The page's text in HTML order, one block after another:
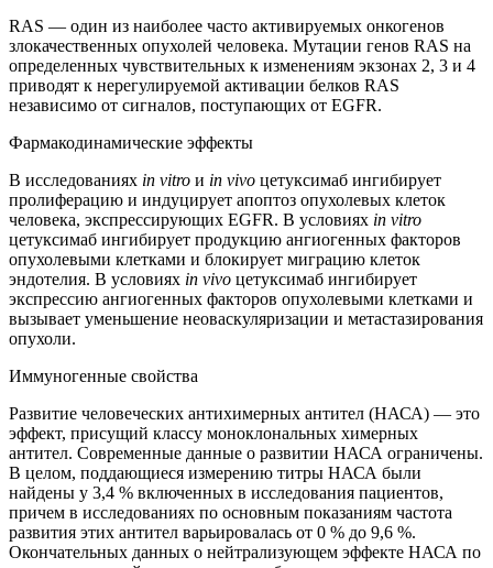
RAS — один из наиболее часто активируемых онкогенов
злокачественных опухолей человека. Мутации генов RAS на
определенных чувствительных к изменениям экзонах 2, 3 и 4
приводят к нерегулируемой активации белков RAS
независимо от сигналов, поступающих от EGFR.
Фармакодинамические эффекты
В исследованиях in vitro и in vivo цетуксимаб ингибирует
пролиферацию и индуцирует апоптоз опухолевых клеток
человека, экспрессирующих EGFR. В условиях in vitro
цетуксимаб ингибирует продукцию ангиогенных факторов
опухолевыми клетками и блокирует миграцию клеток
эндотелия. В условиях in vivo цетуксимаб ингибирует
экспрессию ангиогенных факторов опухолевыми клетками и
вызывает уменьшение неоваскуляризации и метастазирования
опухоли.
Иммуногенные свойства
Развитие человеческих антихимерных антител (НАСА) — это
эффект, присущий классу моноклональных химерных
антител. Современные данные о развитии НАСА ограничены.
В целом, поддающиеся измерению титры НАСА были
найдены у 3,4 % включенных в исследования пациентов,
причем в исследованиях по основным показаниям частота
развития этих антител варьировалась от 0 % до 9,6 %.
Окончательных данных о нейтрализующем эффекте НАСА по